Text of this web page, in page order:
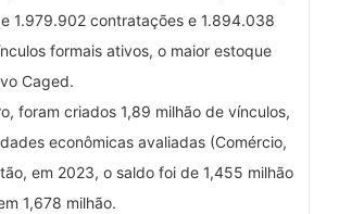
1.979.902 contratações e 1.894.038
formais ativos, o maior estoque
Caged.
foram criados 1,89 milhão de vínculos,
econômicas avaliadas (Comércio,
em 2023, o saldo foi de 1,455 milhão
1,678 milhão.